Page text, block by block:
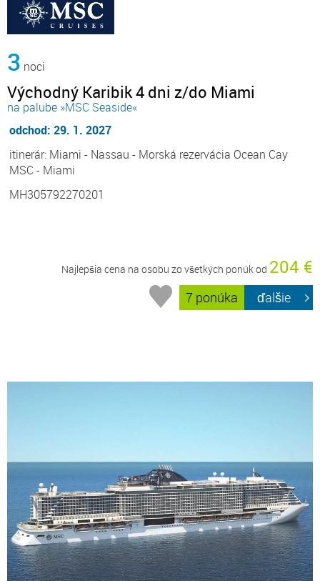
3 noci
Východný Karibik 4 dni z/do Miami
na palube »MSC Seaside«
odchod: 29. 1. 2027
itinerár: Miami - Nassau - Morská rezervácia Ocean Cay
MSC - Miami
MH305792270201
Najlepšia cena na osobu zo všetkých ponúk od 204 €
7 ponúka ďalšie